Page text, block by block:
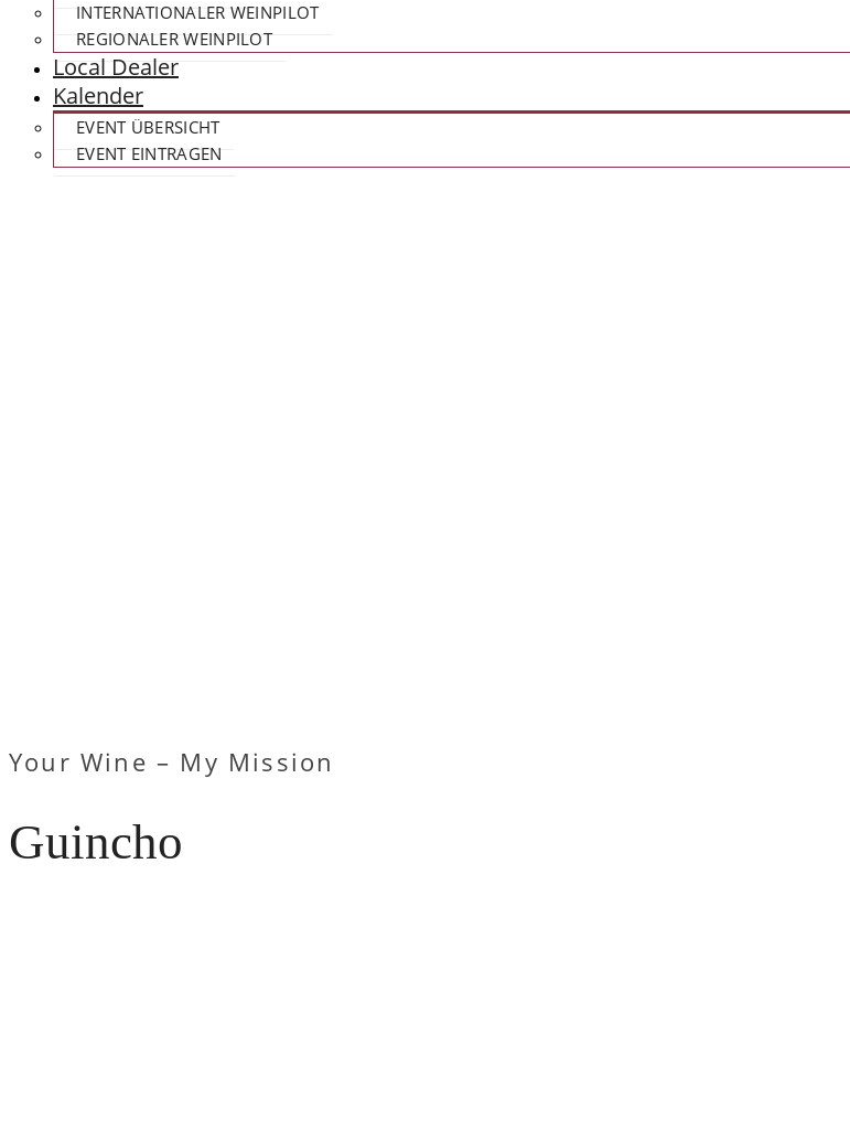
INTERNATIONALER WEINPILOT
REGIONALER WEINPILOT
Local Dealer
Kalender
EVENT ÜBERSICHT
EVENT EINTRAGEN
Your Wine – My Mission
Guincho